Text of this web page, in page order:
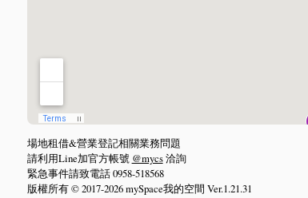
場地租借&營業登記相關業務問題
請利用Line加官方帳號 @mycs洽詢
緊急事件請致電話 0958-518568
版權所有 © 2017-2026 mySpace我的空間 Ver.1.21.31